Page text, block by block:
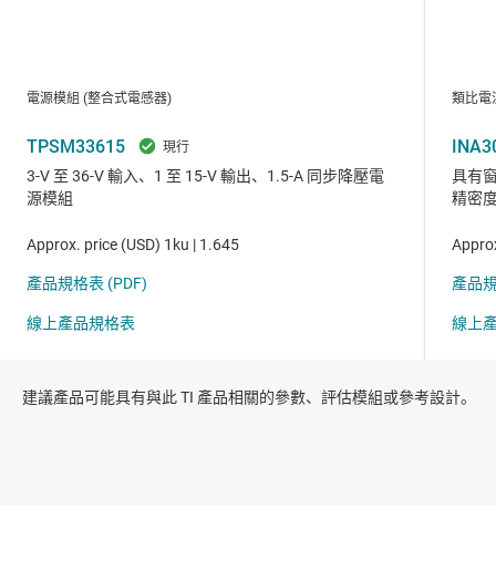
建議產品可能具有與此 TI 產品相關的參數、評估模組或參考設計。